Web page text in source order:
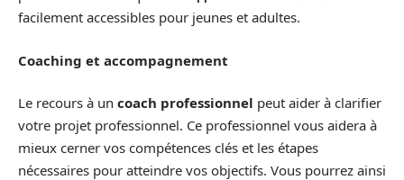
facilement accessibles pour jeunes et adultes.
Coaching et accompagnement
Le recours à un coach professionnel peut aider à clarifier
votre projet professionnel. Ce professionnel vous aidera à
mieux cerner vos compétences clés et les étapes
nécessaires pour atteindre vos objectifs. Vous pourrez ainsi